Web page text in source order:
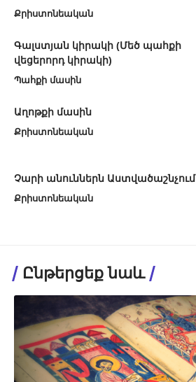
Քրիստոնեական
Գալստյան կիրակի (Մեծ պահքի
վեցերորդ կիրակի)
Պահքի մասին
Աղոթքի մասին
Քրիստոնեական
Չարի անուններն Աստվածաշնչում
Քրիստոնեական
Ընթերցեք նաև